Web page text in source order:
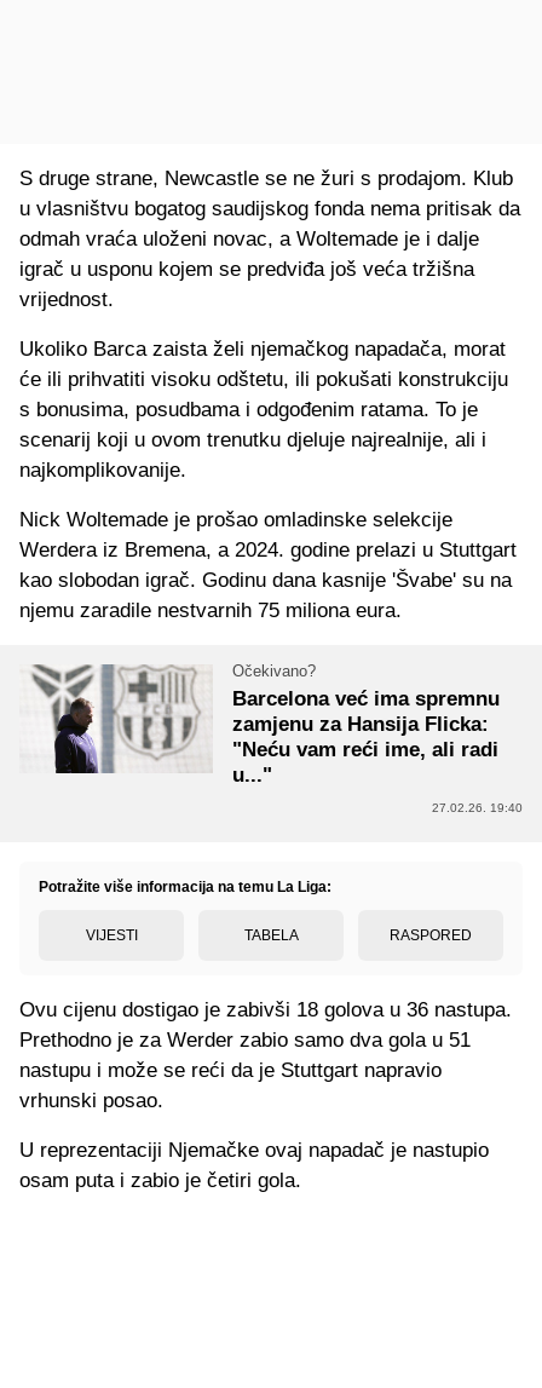
S druge strane, Newcastle se ne žuri s prodajom. Klub
u vlasništvu bogatog saudijskog fonda nema pritisak da
odmah vraća uloženi novac, a Woltemade je i dalje
igrač u usponu kojem se predviđa još veća tržišna
vrijednost.
Ukoliko Barca zaista želi njemačkog napadača, morat
će ili prihvatiti visoku odštetu, ili pokušati konstrukciju
s bonusima, posudbama i odgođenim ratama. To je
scenarij koji u ovom trenutku djeluje najrealnije, ali i
najkomplikovanije.
Nick Woltemade je prošao omladinske selekcije
Werdera iz Bremena, a 2024. godine prelazi u Stuttgart
kao slobodan igrač. Godinu dana kasnije 'Švabe' su na
njemu zaradile nestvarnih 75 miliona eura.
Očekivano?
Barcelona već ima spremnu
zamjenu za Hansija Flicka:
"Neću vam reći ime, ali radi
u..."
27.02.26. 19:40
Potražite više informacija na temu La Liga:
VIJESTI TABELA RASPORED
Ovu cijenu dostigao je zabivši 18 golova u 36 nastupa.
Prethodno je za Werder zabio samo dva gola u 51
nastupu i može se reći da je Stuttgart napravio
vrhunski posao.
U reprezentaciji Njemačke ovaj napadač je nastupio
osam puta i zabio je četiri gola.